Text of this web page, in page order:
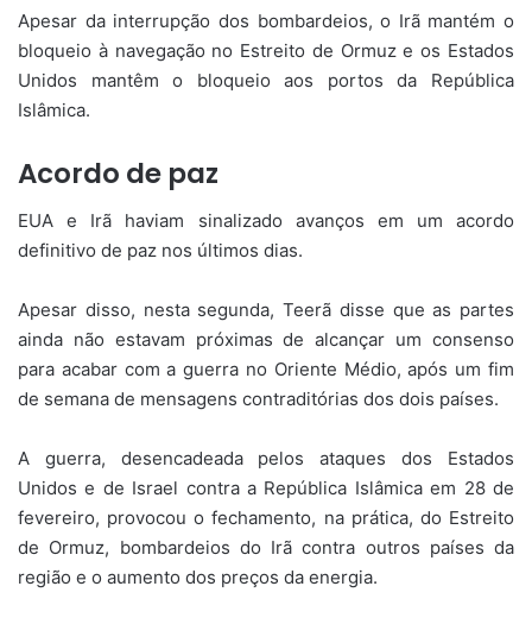
Apesar da interrupção dos bombardeios, o Irã mantém o
bloqueio à navegação no Estreito de Ormuz e os Estados
Unidos mantêm o bloqueio aos portos da República
Islâmica.
Acordo de paz
EUA e Irã haviam sinalizado avanços em um acordo
definitivo de paz nos últimos dias.
Apesar disso, nesta segunda, Teerã disse que as partes
ainda não estavam próximas de alcançar um consenso
para acabar com a guerra no Oriente Médio, após um fim
de semana de mensagens contraditórias dos dois países.
A guerra, desencadeada pelos ataques dos Estados
Unidos e de Israel contra a República Islâmica em 28 de
fevereiro, provocou o fechamento, na prática, do Estreito
de Ormuz, bombardeios do Irã contra outros países da
região e o aumento dos preços da energia.